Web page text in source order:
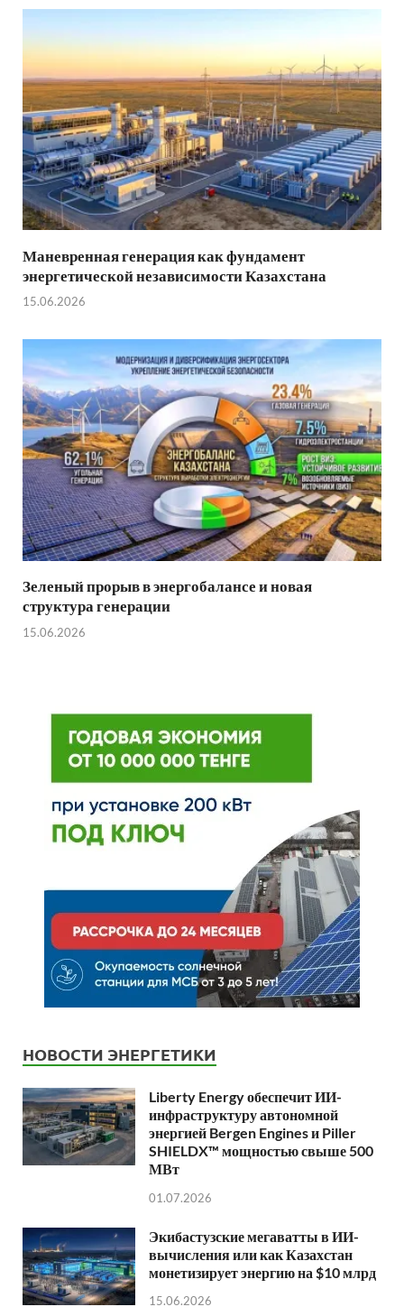
Маневренная генерация как фундамент
энергетической независимости Казахстана
15.06.2026
Зеленый прорыв в энергобалансе и новая
структура генерации
15.06.2026
НОВОСТИ ЭНЕРГЕТИКИ
Liberty Energy обеспечит ИИ-
инфраструктуру автономной
энергией Bergen Engines и Piller
SHIELDX™ мощностью свыше 500
МВт
01.07.2026
Экибастузские мегаватты в ИИ-
вычисления или как Казахстан
монетизирует энергию на $10 млрд
15.06.2026